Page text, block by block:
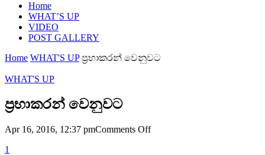
Home
WHAT’S UP
VIDEO
POST GALLERY
Home WHAT'S UP ප්‍රභාකරන් වෙනුවට
WHAT'S UP
ප්‍රභාකරන් වෙනුවට
Apr 16, 2016, 12:37 pmComments Offon
1